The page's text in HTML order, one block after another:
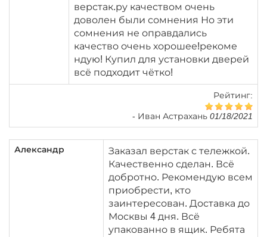
верстак.ру качеством очень
доволен были сомнения Но эти
сомнения не оправдались
качество очень хорошее!рекоме
ндую! Купил для установки дверей
всё подходит чётко!
Рейтинг:
- Иван Астрахань 01/18/2021
Александр
Заказал верстак с тележкой.
Качественно сделан. Всё
добротно. Рекомендую всем
приобрести, кто
заинтересован. Доставка до
Москвы 4 дня. Всё
упакованно в ящик. Ребята